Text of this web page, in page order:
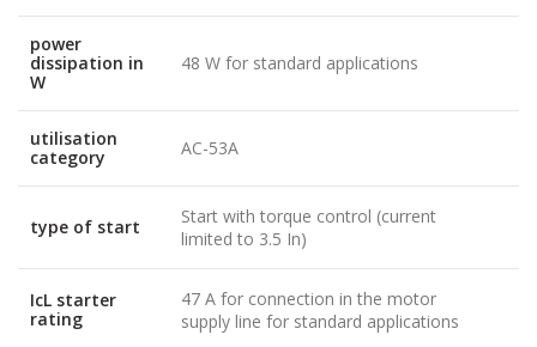
power
dissipation in
W
48 W for standard applications
utilisation
category
AC-53A
type of start
Start with torque control (current
limited to 3.5 In)
IcL starter
rating
47 A for connection in the motor
supply line for standard applications